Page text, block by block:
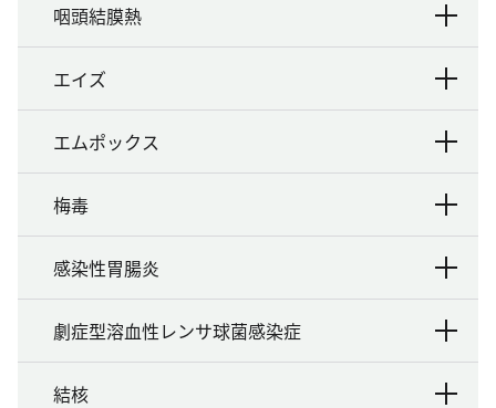
咽頭結膜熱
エイズ
エムポックス
梅毒
感染性胃腸炎
劇症型溶血性レンサ球菌感染症
結核